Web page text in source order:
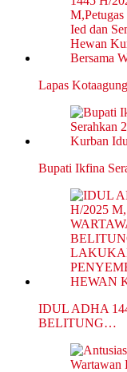
Lapas
Bupati Ikfina
IDUL ADHA
BELITUNG…